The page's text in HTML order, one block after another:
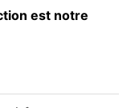
est notre